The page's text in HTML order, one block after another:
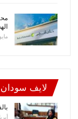
مايو 9, 2024
لايف سودان Tv
أبريل